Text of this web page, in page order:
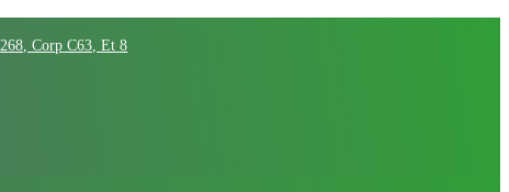
Corp C63, Et 8